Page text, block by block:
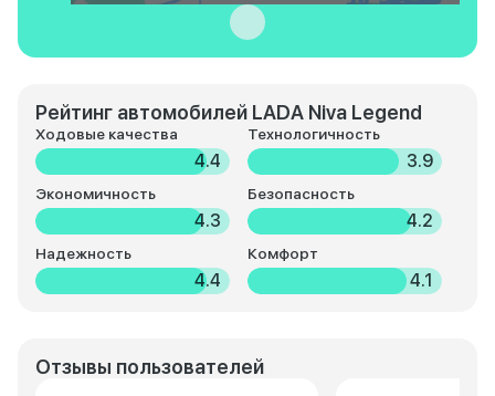
Рейтинг автомобилей LADA Niva Legend
Ходовые качества
4.4
Технологичность
3.9
Экономичность
4.3
Безопасность
4.2
Надежность
4.4
Комфорт
4.1
Отзывы пользователей